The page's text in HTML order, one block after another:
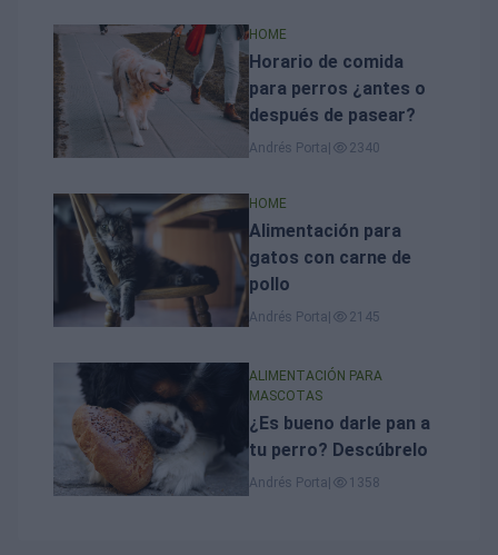
HOME
Horario de comida
para perros ¿antes o
después de pasear?
Andrés Porta 2340
HOME
Alimentación para
gatos con carne de
pollo
Andrés Porta 2145
ALIMENTACIÓN PARA
MASCOTAS
¿Es bueno darle pan a
tu perro? Descúbrelo
Andrés Porta 1358